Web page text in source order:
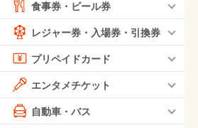
食事券・ビール券
レジャー券・入場券・引換券
プリペイドカード
エンタメチケット
自動車・バス